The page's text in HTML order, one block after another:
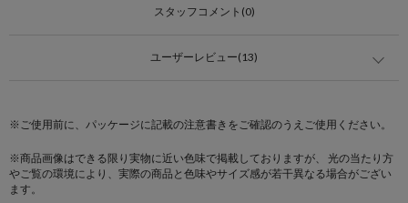
スタッフコメント(0)
ユーザーレビュー(13)
※ご使用前に、パッケージに記載の注意書きをご確認のうえご使用ください。
※商品画像はできる限り実物に近い色味で掲載しておりますが、 光の当たり方
やご覧の環境により、実際の商品と色味やサイズ感が若干異なる場合がござい
ます。